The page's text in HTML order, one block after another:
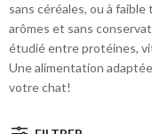
sans céréales, ou à
arômes et sans
étudié entre protéines,
Une alimentation
votre chat!